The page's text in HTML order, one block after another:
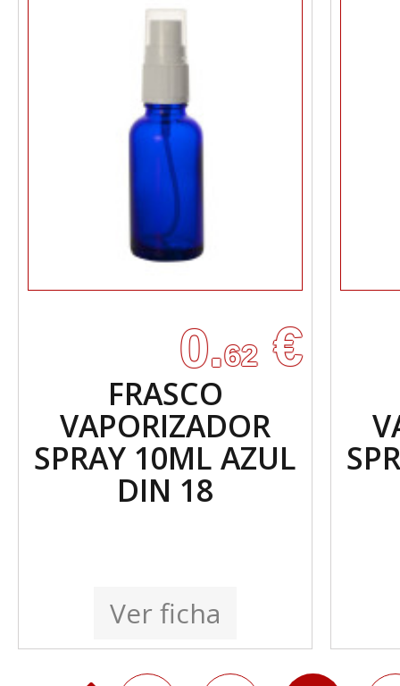
0.62 €
FRASCO
VAPORIZADOR
SPRAY 10ML AZUL
DIN 18
Ver ficha